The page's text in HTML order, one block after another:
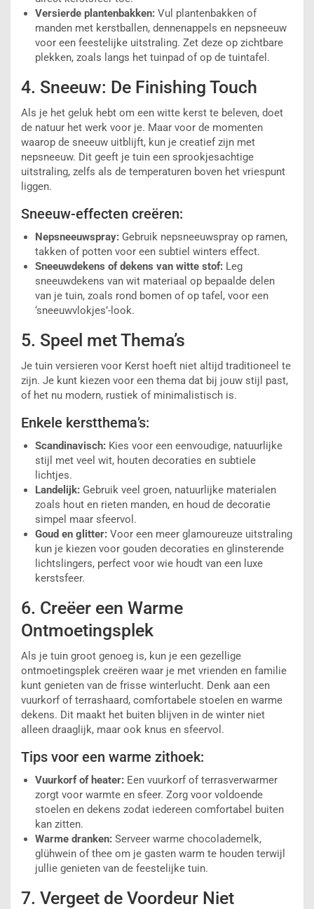
Versierde plantenbakken: Vul plantenbakken of
manden met kerstballen, dennenappels en nepsneeuw
voor een feestelijke uitstraling. Zet deze op zichtbare
plekken, zoals langs het tuinpad of op de tuintafel.
4. Sneeuw: De Finishing Touch
Als je het geluk hebt om een witte kerst te beleven, doet
de natuur het werk voor je. Maar voor de momenten
waarop de sneeuw uitblijft, kun je creatief zijn met
nepsneeuw. Dit geeft je tuin een sprookjesachtige
uitstraling, zelfs als de temperaturen boven het vriespunt
liggen.
Sneeuw-effecten creëren:
Nepsneeuwspray: Gebruik nepsneeuwspray op ramen,
takken of potten voor een subtiel winters effect.
Sneeuwdekens of dekens van witte stof: Leg
sneeuwdekens van wit materiaal op bepaalde delen
van je tuin, zoals rond bomen of op tafel, voor een
‘sneeuwvlokjes’-look.
5. Speel met Thema’s
Je tuin versieren voor Kerst hoeft niet altijd traditioneel te
zijn. Je kunt kiezen voor een thema dat bij jouw stijl past,
of het nu modern, rustiek of minimalistisch is.
Enkele kerstthema’s:
Scandinavisch: Kies voor een eenvoudige, natuurlijke
stijl met veel wit, houten decoraties en subtiele
lichtjes.
Landelijk: Gebruik veel groen, natuurlijke materialen
zoals hout en rieten manden, en houd de decoratie
simpel maar sfeervol.
Goud en glitter: Voor een meer glamoureuze uitstraling
kun je kiezen voor gouden decoraties en glinsterende
lichtslingers, perfect voor wie houdt van een luxe
kerstsfeer.
6. Creëer een Warme
Ontmoetingsplek
Als je tuin groot genoeg is, kun je een gezellige
ontmoetingsplek creëren waar je met vrienden en familie
kunt genieten van de frisse winterlucht. Denk aan een
vuurkorf of terrashaard, comfortabele stoelen en warme
dekens. Dit maakt het buiten blijven in de winter niet
alleen draaglijk, maar ook knus en sfeervol.
Tips voor een warme zithoek:
Vuurkorf of heater: Een vuurkorf of terrasverwarmer
zorgt voor warmte en sfeer. Zorg voor voldoende
stoelen en dekens zodat iedereen comfortabel buiten
kan zitten.
Warme dranken: Serveer warme chocolademelk,
glühwein of thee om je gasten warm te houden terwijl
jullie genieten van de feestelijke tuin.
7. Vergeet de Voordeur Niet